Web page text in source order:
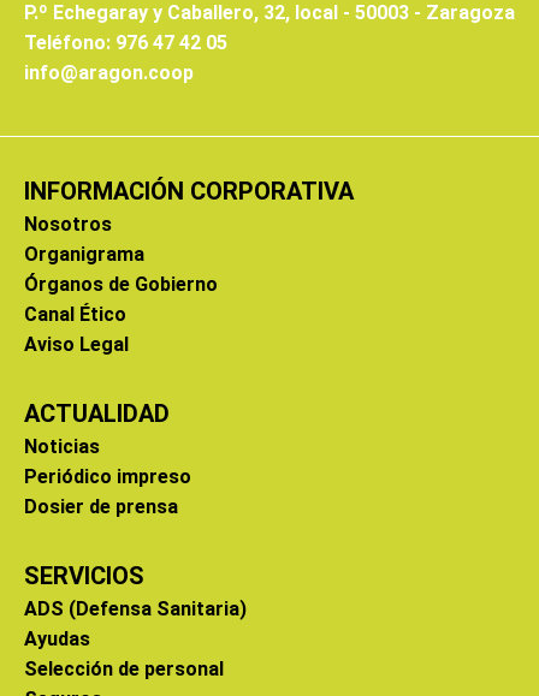
P.º Echegaray y Caballero, 32, local - 50003 - Zaragoza
Teléfono: 976 47 42 05
info@aragon.coop
INFORMACIÓN CORPORATIVA
Nosotros
Organigrama
Órganos de Gobierno
Canal Ético
Aviso Legal
ACTUALIDAD
Noticias
Periódico impreso
Dosier de prensa
SERVICIOS
ADS (Defensa Sanitaria)
Ayudas
Selección de personal